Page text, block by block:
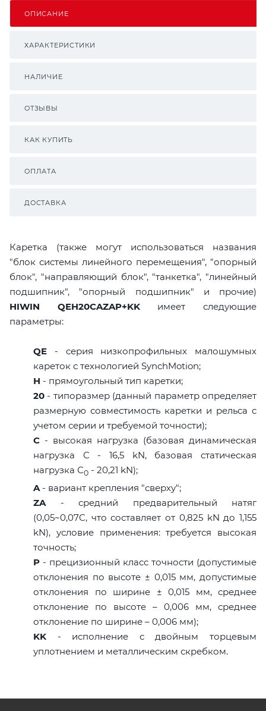
ОПИСАНИЕ
ХАРАКТЕРИСТИКИ
НАЛИЧИЕ
ОТЗЫВЫ
КАК КУПИТЬ
ОПЛАТА
ДОСТАВКА
Каретка (также могут использоваться названия
"блок системы линейного перемещения", "опорный
блок", "направляющий блок", "танкетка", "линейный
подшипник", "опорный подшипник" и прочие)
HIWIN QEH20CAZAP+KKимеет следующие
параметры:
QE - серия низкопрофильных малошумных
кареток с технологией SynchMotion;
H - прямоугольный тип каретки;
20 - типоразмер (данный параметр определяет
размерную совместимость каретки и рельса с
учетом серии и требуемой точности);
C - высокая нагрузка (базовая динамическая
нагрузка C - 16,5 kN, базовая статическая
нагрузка С0 - 20,21 kN);
A- вариант крепления "сверху";
ZA- средний предварительный натяг
(0,05~0,07C, что составляет от 0,825 kN до 1,155
kN), условие применения: требуется высокая
точность;
P - прецизионный класс точности (допустимые
отклонения по высоте ± 0,015 мм, допустимые
отклонения по ширине ± 0,015 мм, среднее
отклонение по высоте – 0,006 мм, среднее
отклонение по ширине – 0,006 мм);
KK - исполнение с двойным торцевым
уплотнением и металлическим скребком.